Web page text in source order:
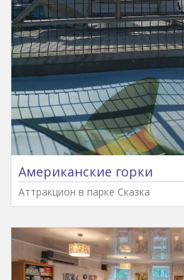
Американские горки
Аттракцион в парке Сказка